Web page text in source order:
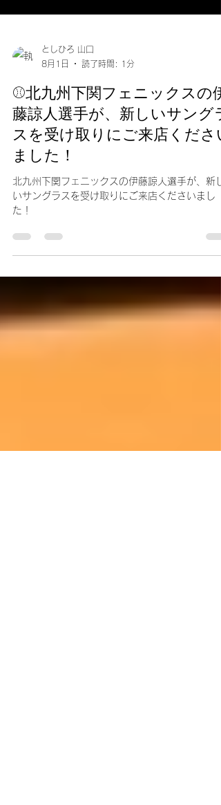
としひろ 山口
8月1日
読了時間: 1分
⚾️北九州下関フェニックスの伊
藤諒人選手が、新しいサングラ
スを受け取りにご来店くださ
ました！
いサングラスを受け取りにご来店くださいまし